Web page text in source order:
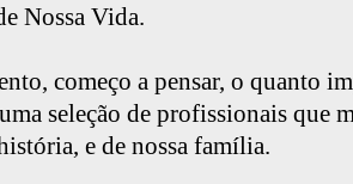
Nossa Vida.
começo a pensar, o quanto
seleção de profissionais que
e de nossa família.